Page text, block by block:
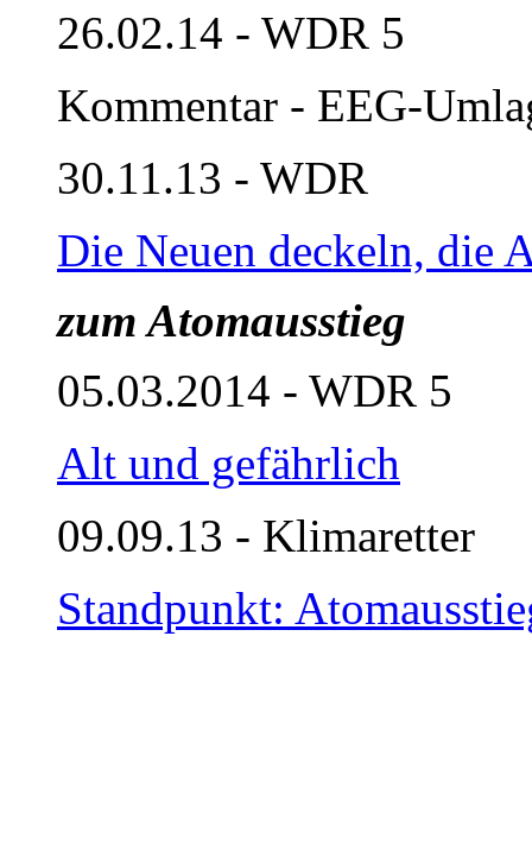
26.02.14 - WDR 5
Kommentar - EEG-
30.11.13 - WDR
Die Neuen deckeln, die
zum Atomausstieg
05.03.2014 - WDR 5
Alt und gefährlich
09.09.13 - Klimaretter
Standpunkt: